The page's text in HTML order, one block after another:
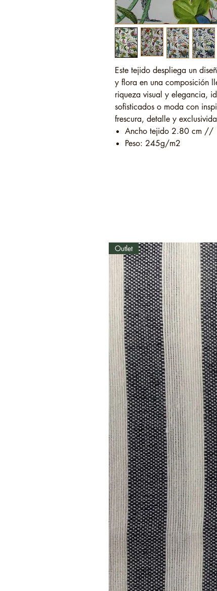
Este tejido despliega un
y flora en una composición
riqueza visual y elegancia,
sofisticados o moda con
frescura, detalle y
Ancho tejido 2.80 cm //
Peso: 245g/m2
Outlet